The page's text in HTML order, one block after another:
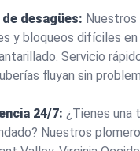
desagües:
y bloqueos difíciles en
Servicio
fluyan sin
24/7: ¿Tienes una
Nuestros